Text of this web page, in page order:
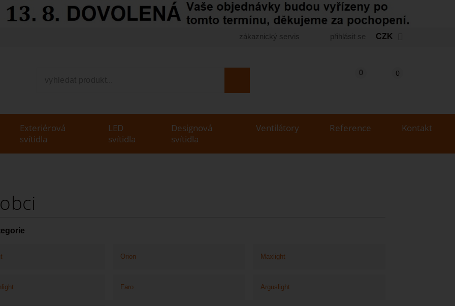
zákaznický servis přihlásit se CZK
0
(prázdný)
0
Porovnání produktů
Exteriérová
svítidla
LED
svítidla
Designová
svítidla
Ventilátory Reference Kontakt
Orion Maxlight
Faro Arguslight